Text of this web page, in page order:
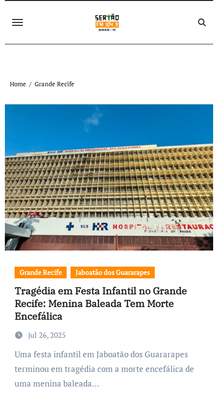
Home Grande Recife
Grande Recife Jaboatão dos Guararapes
Tragédia em Festa Infantil no Grande
Recife: Menina Baleada Tem Morte
Encefálica
jul 26, 2025
Uma festa infantil em Jaboatão dos Guararapes
terminou em tragédia com a morte encefálica de
uma menina baleada…